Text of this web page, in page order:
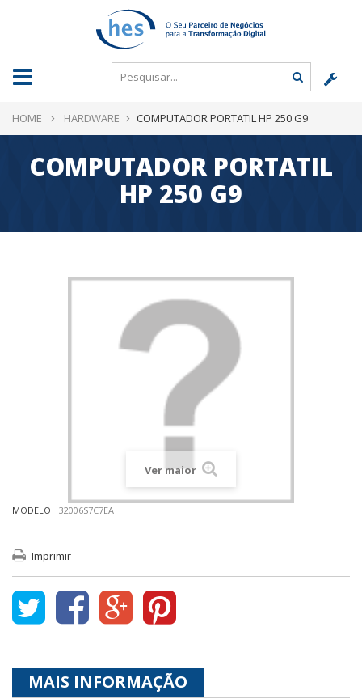
HOME HARDWARE COMPUTADOR PORTATIL HP 250 G9
COMPUTADOR PORTATIL
HP 250 G9
Ver maior
MODELO 32006S7C7EA
Imprimir
MAIS INFORMAÇÃO